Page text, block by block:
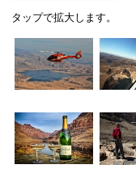
タップで拡大します。